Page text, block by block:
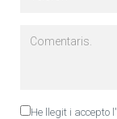
He llegit i accepto l'